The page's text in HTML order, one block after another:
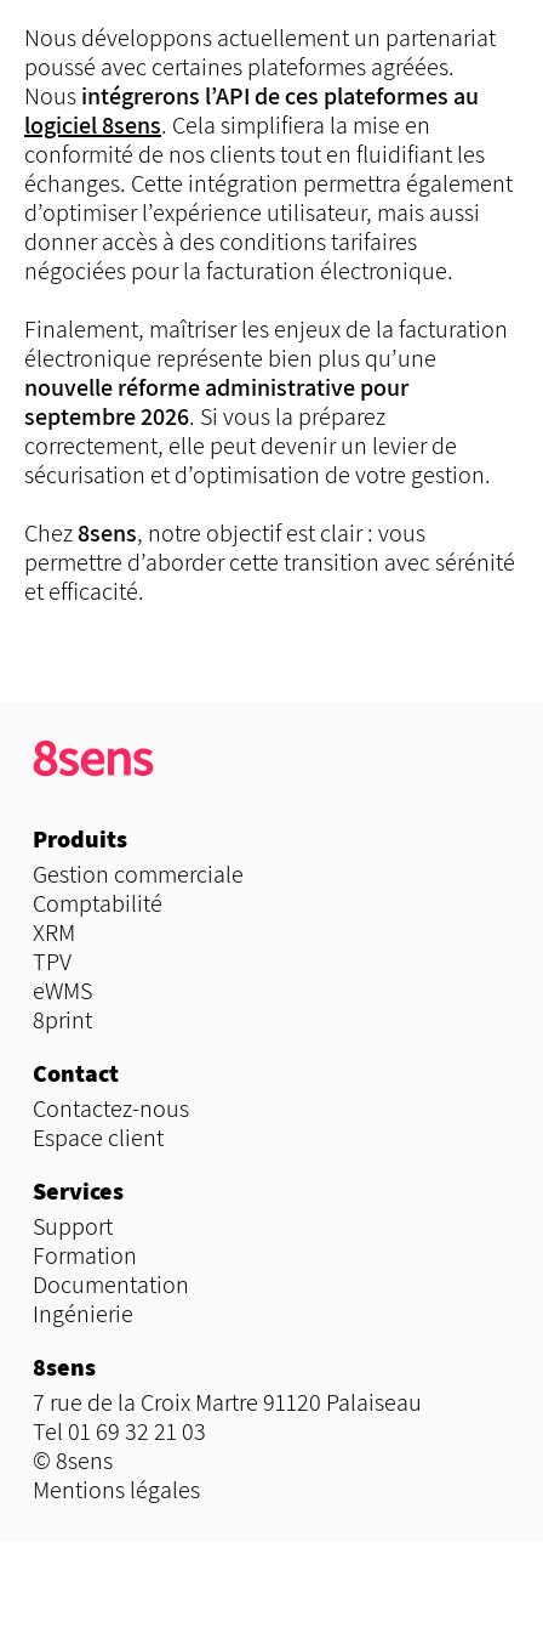
Nous développons actuellement un partenariat
poussé avec certaines plateformes agréées.
Nousintégrerons l’API de ces plateformes au
logiciel 8sens. Cela simplifiera la mise en
conformité de nos clients tout en fluidifiant les
échanges. Cette intégration permettra également
d’optimiser l’expérience utilisateur, mais aussi
donner accès à des conditions tarifaires
négociées pour la facturation électronique.
Finalement, maîtriser les enjeux de la facturation
électronique représente bien plus qu’une
nouvelle réforme administrative pour
septembre 2026. Si vous la préparez
correctement, elle peut devenir un levier de
sécurisation et d’optimisation de votre gestion.
Chez8sens, notre objectif est clair : vous
permettre d’aborder cette transition avec sérénité
et efficacité.
Produits
Gestion commerciale
Comptabilité
XRM
TPV
eWMS
8print
Contact
Contactez-nous
Espace client
Services
Support
Formation
Documentation
Ingénierie
8sens
7 rue de la Croix Martre 91120 Palaiseau
Tel 01 69 32 21 03
© 8sens
Mentions légales